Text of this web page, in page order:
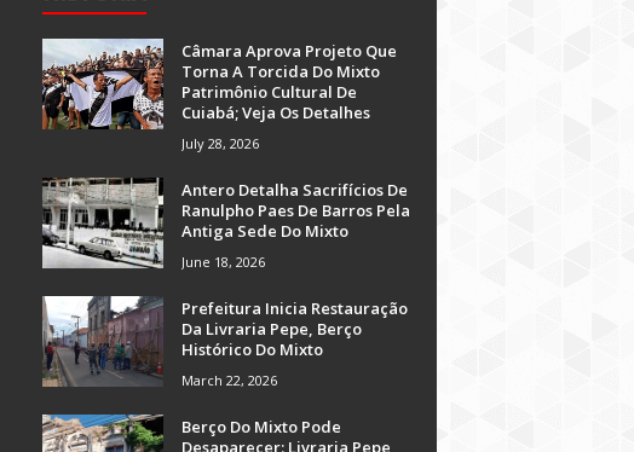
Câmara Aprova Projeto Que
Torna A Torcida Do Mixto
Patrimônio Cultural De
Cuiabá; Veja Os Detalhes
July 28, 2026
Antero Detalha Sacrifícios De
Ranulpho Paes De Barros Pela
Antiga Sede Do Mixto
June 18, 2026
Prefeitura Inicia Restauração
Da Livraria Pepe, Berço
Histórico Do Mixto
March 22, 2026
Berço Do Mixto Pode
Desaparecer: Livraria Pepe